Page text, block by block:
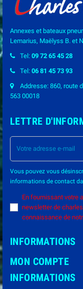
Annexes et bateaux
Lemarius, Maëlyss B. et
Tel: 09 72 65 45 28
Tel: 06 81 45 73 93
Addresse: 860, route
563 00018
LETTRE
Vous pouvez vous
informations de contact
En fournissant votre
newsletter de
connaissance de
INFORMATIONS
MON COMPTE
INFORMATIONS